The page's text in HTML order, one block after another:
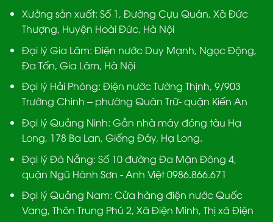
Xưởng sản xuất: Số 1, Đường Cựu Quán, Xã Đức
Thượng, Huyện Hoài Đức, Hà Nội
Đại lý Gia Lâm: Điện nước Duy Mạnh, Ngọc Động,
Đa Tốn, Gia Lâm, Hà Nội
Đại lý Hải Phòng: Điện nước Tường Thịnh, 9/903
Trường Chinh – phường Quán Trữ- quận Kiến An
Đại lý Quảng Ninh: Gần nhà máy đóng tàu Hạ
Long, 178 Ba Lan, Giếng Đáy, Hạ Long.
Đại lý Đà Nẵng: Số 10 đường Đa Mặn Đông 4,
quận Ngũ Hành Sơn - Anh Việt 0986.866.671
Đại lý Quảng Nam: Cửa hàng điện nước Quốc
Vang, Thôn Trung Phú 2, Xã Điện Minh, Thị xã Điện